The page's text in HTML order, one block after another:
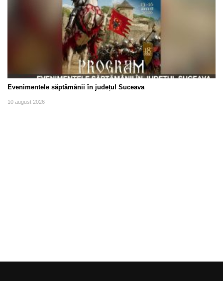
Evenimentele săptămânii în județul Suceava
10 august 2026